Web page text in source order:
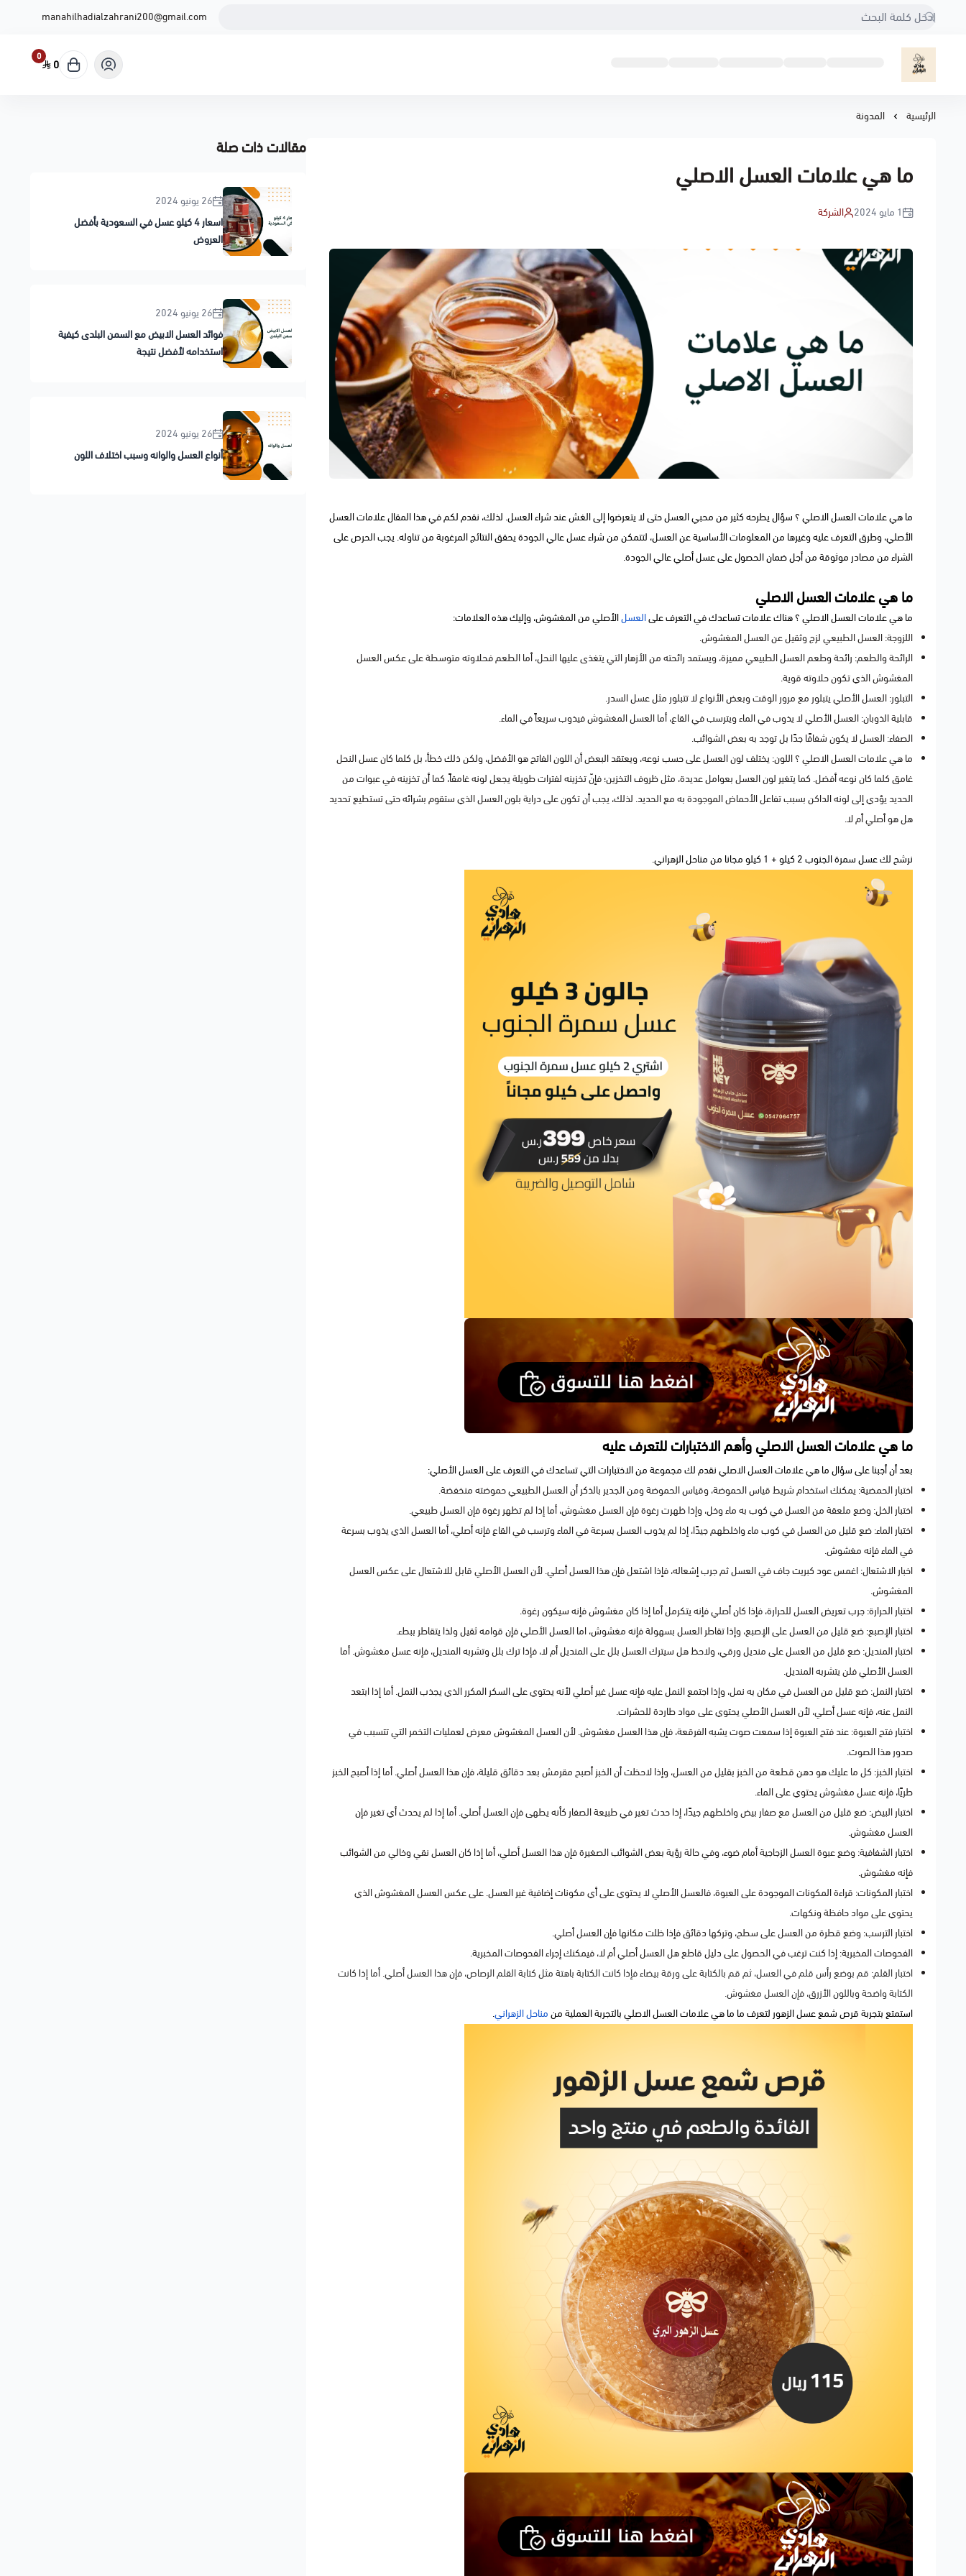
manahilhadialzahrani200@gmail.com
مناحل هادي الزهراني
0
0
الرئيسية المدونة
ما هي علامات العسل الاصلي
1 مايو 2024 الشركة
ما هي علامات العسل الاصلي ؟ سؤال يطرحه كثير من محبي العسل حتى لا يتعرضوا إلى الغش عند شراء العسل. لذلك، نقدم لكم في هذا المقال علامات العسل
الأصلي، وطرق التعرف عليه وغيرها من المعلومات الأساسية عن العسل، لتتمكن من شراء عسل عالي الجودة يحقق النتائج المرغوبة من تناوله. يجب الحرص على
الشراء من مصادر موثوقة من أجل ضمان الحصول على عسل أصلي عالي الجودة.
ما هي علامات العسل الاصلي
ما هي علامات العسل الاصلي ؟ هناك علامات تساعدك في التعرف علىالعسلالأصلي من المغشوش، وإليك هذه العلامات:
اللزوجة: العسل الطبيعي لزج وثقيل عن العسل المغشوش.
الرائحة والطعم: رائحة وطعم العسل الطبيعي مميزة، ويستمد رائحته من الأزهار التي يتغذى عليها النحل، أما الطعم فحلاوته متوسطة على عكس العسل
المغشوش الذي تكون حلاوته قوية.
التبلور: العسل الأصلي يتبلور مع مرور الوقت وبعض الأنواع لا تتبلور مثل عسل السدر.
قابلية الذوبان: العسل الأصلي لا يذوب في الماء ويترسب في القاع، أما العسل المغشوش فيذوب سريعاً في الماء.
الصفاء: العسل لا يكون شفافًا جدًا بل توجد به بعض الشوائب.
ما هي علامات العسل الاصلي ؟ اللون: يختلف لون العسل على حسب نوعه، ويعتقد البعض أن اللون الفاتح هو الأفضل، ولكن ذلك خطأ، بل كلما كان عسل النحل
غامق كلما كان نوعه أفضل. كما يتغير لون العسل بعوامل عديدة، مثل ظروف التخزين؛ فإنّ تخزينه لفترات طويلة يجعل لونه غامقاً، كما أن تخزينه في عبوات من
الحديد يؤدي إلى لونه الداكن بسبب تفاعل الأحماض الموجودة به مع الحديد. لذلك، يجب أن تكون على دراية بلون العسل الذي ستقوم بشرائه حتى تستطيع تحديد
هل هو أصلي أم لا.
نرشح لكعسل سمرة الجنوب 2 كيلو + 1 كيلو مجانا من مناحل الزهراني .
ما هي علامات العسل الاصلي وأهم الاختبارات للتعرف عليه
بعد أن أجبنا على سؤال ما هي علامات العسل الاصلي نقدم لك مجموعة من الاختبارات التي تساعدك في التعرف على العسل الأصلي:
اختبار الحمضية: يمكنك استخدام شريط قياس الحموضة، وقياس الحموضة ومن الجدير بالذكر أن العسل الطبيعي حموضته منخفضة.
اختبار الخل: وضع ملعقة من العسل في كوب به ماء وخل، وإذا ظهرت رغوة فإن العسل مغشوش، أما إذا لم تظهر رغوة فإن العسل طبيعي.
اختبار الماء: ضع قليل من العسل في كوب ماء واخلطهم جيدًا، إذا لم يذوب العسل بسرعة في الماء وترسب في القاع فإنه أصلي، أما العسل الذي يذوب بسرعة
في الماء فإنه مغشوش.
اخبار الاشتعال: اغمس عود كبريت جاف في العسل ثم جرب إشعاله، فإذا اشتعل فإن هذا العسل أصلي. لأن العسل الأصلي قابل للاشتعال على عكس العسل
المغشوش.
اختبار الحرارة: جرب تعريض العسل للحرارة، فإذا كان أصلي فإنه يتكرمل أما إذا كان مغشوش فإنه سيكون رغوة.
اختبار الإصبع: ضع قليل من العسل على الإصبع، وإذا تقاطر العسل بسهولة فإنه مغشوش، اما العسل الأصلي فإن قوامه ثقيل ولذا يتقاطر ببطء.
اختبار المنديل: ضع قليل من العسل على منديل ورقي، ولاحظ هل سيترك العسل بلل على المنديل أم لا، فإذا ترك بلل وتشربه المنديل، فإنه عسل مغشوش. أما
العسل الأصلي فلن يتشربه المنديل.
اختبار النمل: ضع قليل من العسل في مكان به نمل، وإذا اجتمع النمل عليه فإنه عسل غير أصلي لأنه يحتوي على السكر المكرر الذي يجذب النمل. أما إذا ابتعد
النمل عنه، فإنه عسل أصلي، لأن العسل الأصلي يحتوي على مواد طاردة للحشرات.
اختبار فتح العبوة: عند فتح العبوة إذا سمعت صوت يشبه الفرقعة، فإن هذا العسل مغشوش. لأن العسل المغشوش معرض لعمليات التخمر التي تتسبب في
صدور هذا الصوت.
اختبار الخبز: كل ما عليك هو دهن قطعة من الخبز بقليل من العسل، وإذا لاحظت أن الخبز أصبح مقرمش بعد دقائق قليلة، فإن هذا العسل أصلي. أما إذا أصبح الخبز
طريًا، فإنه عسل مغشوش يحتوي على الماء.
اختبار البيض: ضع قليل من العسل مع صفار بيض واخلطهم جيدًا، إذا حدث تغير في طبيعة الصفار كأنه يطهى فإن العسل أصلي. أما إذا لم يحدث أي تغير فإن
العسل مغشوش.
اختبار الشفافية: وضع عبوة العسل الزجاجية أمام ضوء، وفي حالة رؤية بعض الشوائب الصغيرة فإن هذا العسل أصلي، أما إذا كان العسل نقي وخالي من الشوائب
فإنه مغشوش.
اختبار المكونات: قراءة المكونات الموجودة على العبوة، فالعسل الأصلي لا يحتوي على أي مكونات إضافية غير العسل. على عكس العسل المغشوش الذي
يحتوي على مواد حافظة ونكهات.
اختبار الترسب: وضع قطرة من العسل على سطح، وتركها دقائق فإذا ظلت مكانها فإن العسل أصلي.
الفحوصات المخبرية: إذا كنت ترغب في الحصول على دليل قاطع هل العسل أصلي أم لا، فيمكنك إجراء الفحوصات المخبرية.
اختبار القلم: قم بوضع رأس قلم في العسل، ثم قم بالكتابة على ورقة بيضاء فإذا كانت الكتابة باهتة مثل كتابة القلم الرصاص، فإن هذا العسل أصلي. أما إذا كانت
الكتابة واضحة وباللون الأزرق، فإن العسل مغشوش.
استمتع بتجربةقرص شمع عسل الزهور لتعرف ما ما هي علامات العسل الاصلي بالتجربة العملية منمناحل الزهراني.
مقالات ذات صلة
26 يونيو 2024
اسعار 4 كيلو عسل في السعودية بأفضل
العروض
26 يونيو 2024
فوائد العسل الابيض مع السمن البلدى كيفية
استخدامه لأفضل نتيجة
26 يونيو 2024
أنواع العسل والوانه وسبب اختلاف اللون